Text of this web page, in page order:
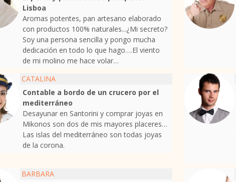
Lisboa
Aromas potentes, pan artesano elaborado
con productos 100% naturales...¿Mi secreto?
Soy una persona sencilla y pongo mucha
dedicación en todo lo que hago….El viento
de mi molino me hace volar…
CATALINA
Contable a bordo de un crucero por el
mediterráneo
Desayunar en Santorini y comprar joyas en
Mikonos son dos de mis mayores placeres…
Las islas del mediterráneo son todas joyas
de la corona.
BARBARA